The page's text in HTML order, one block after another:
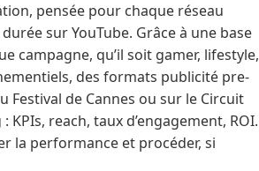
pensée pour chaque réseau
sur YouTube. Grâce à une base
campagne, qu’il soit gamer, lifestyle,
des formats publicité pre-
Festival de Cannes ou sur le Circuit
reach, taux d’engagement, ROI.
la performance et procéder, si